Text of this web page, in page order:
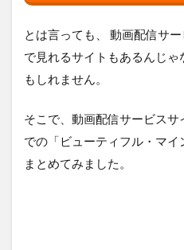
とは言っても、 動画配信サ
で見れるサイトもあるんじ
もしれません。
そこで、動画配信サービスサ
での「ビューティフル・マ
まとめてみました。